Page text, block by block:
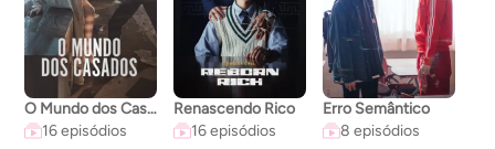
O Mundo dos Casados
16 episódios
Renascendo Rico
16 episódios
Erro Semântico
8 episódios